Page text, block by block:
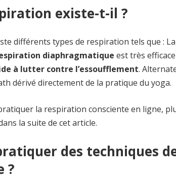
existe-t-il ?
différents types de respiration tels que :
diaphragmatique est très
à lutter contre l’essoufflement.
dérivé directement de la pratique du yoga.
la respiration consciente en ligne,
la suite de cet article.
des techniques
?